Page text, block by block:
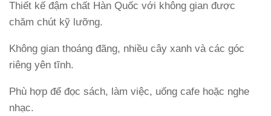
Thiết kế đậm chất Hàn Quốc với không gian được
chăm chút kỹ lưỡng.
Không gian thoáng đãng, nhiều cây xanh và các góc
riêng yên tĩnh.
Phù hợp để đọc sách, làm việc, uống cafe hoặc nghe
nhạc.